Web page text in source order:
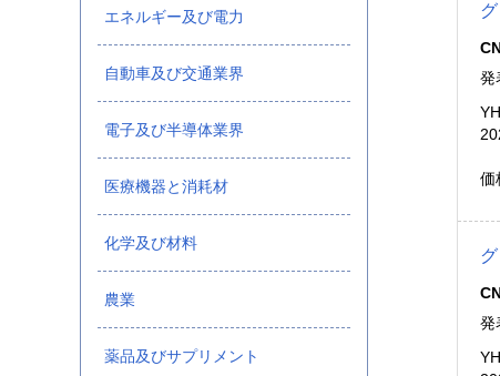
エネルギー及び電力
自動車及び交通業界
電子及び半導体業界
医療機器と消耗材
化学及び材料
農業
薬品及びサプリメント
発
価
発